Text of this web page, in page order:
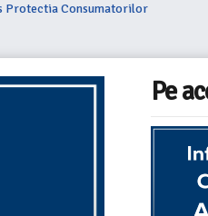
Protectia Consumatorilor
Pe